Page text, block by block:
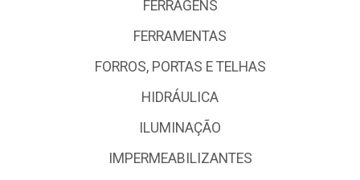
FERRAGENS
FERRAMENTAS
FORROS, PORTAS E TELHAS
HIDRÁULICA
ILUMINAÇÃO
IMPERMEABILIZANTES